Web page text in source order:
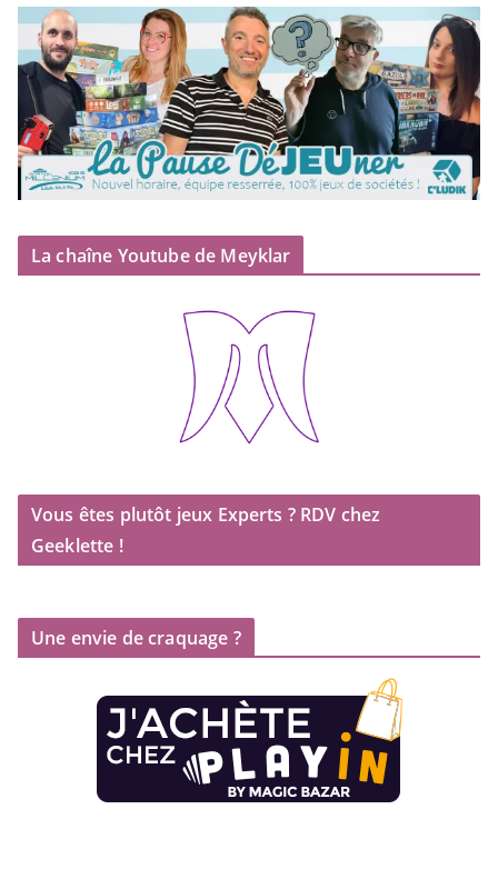
La chaîne Youtube de Meyklar
Vous êtes plutôt jeux Experts ? RDV chez
Geeklette !
Une envie de craquage ?